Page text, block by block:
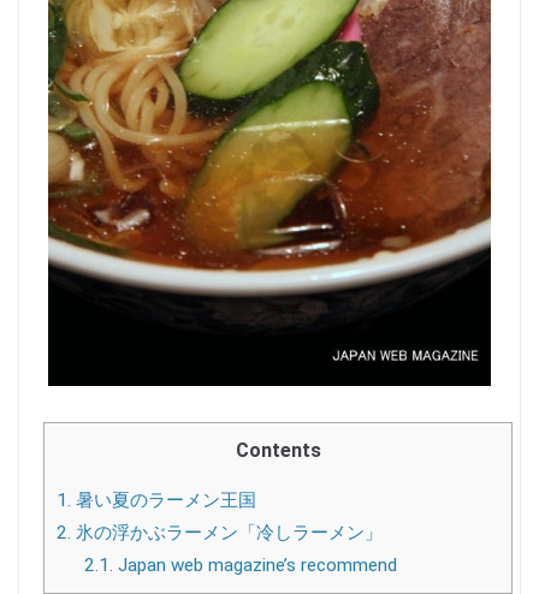
Contents
1. 暑い夏のラーメン王国
2. 氷の浮かぶラーメン「冷しラーメン」
2.1. Japan web magazine’s recommend